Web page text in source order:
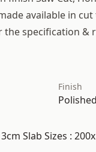
available in
the specification &
Finish
Polished
Slab Sizes :